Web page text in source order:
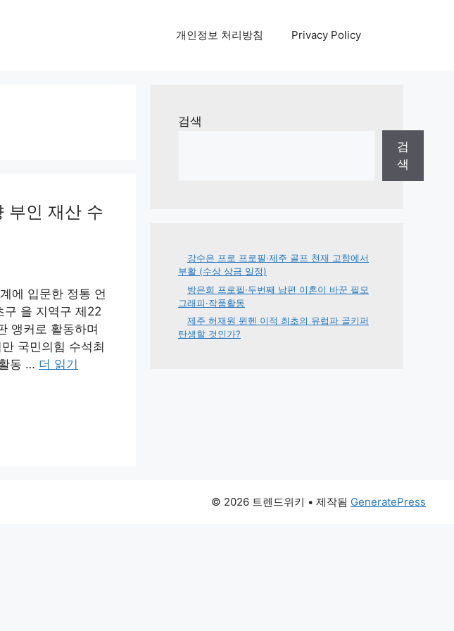
개인정보 처리방침 Privacy Policy
부인 재산 수
에 입문한 정통 언
구 을 지역구 제22
앵커로 활동하며
국민의힘 수석최
동 … 더 읽기
검색
검
색
강수은 프로 프로필·제주 골프 천재 고향에서
부활 (수상 상금 일정)
방은희 프로필·두번째 남편 이혼이 바꾼 필모
그래피·작품활동
제주 허재원 뮌헨 이적 최초의 유럽파 골키퍼
탄생할 것인가?
© 2026 트렌드위키 • 제작됨 GeneratePress